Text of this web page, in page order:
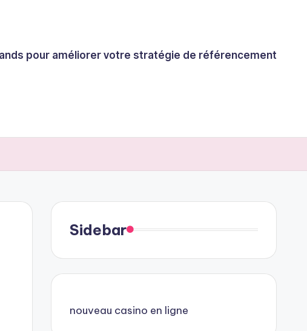
pour améliorer votre stratégie de référencement
Sidebar
nouveau casino en ligne